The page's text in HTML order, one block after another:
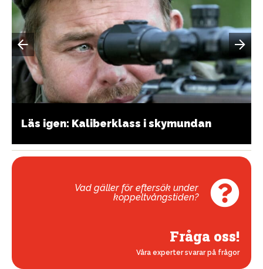
Läs igen: Kaliberklass i skymundan
Vad gäller för eftersök under
koppeltvångstiden?
Fråga oss!
Våra experter svarar på frågor